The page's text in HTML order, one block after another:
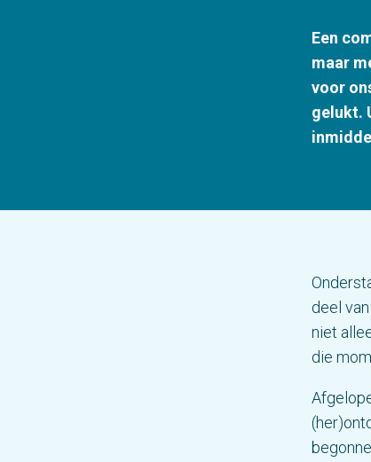
Een
maar
voor
gelukt.
deel
niet
die